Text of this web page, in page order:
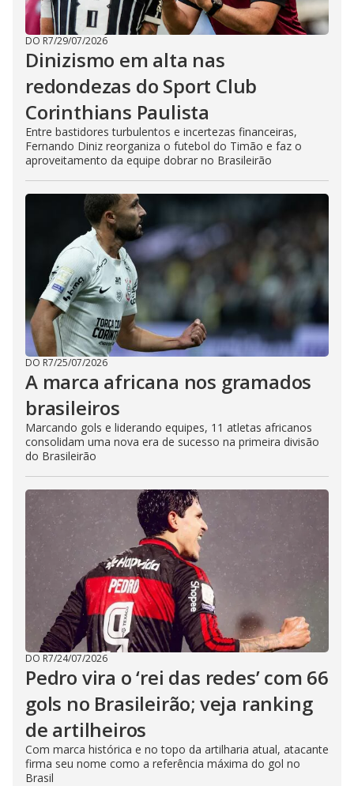
DO R7/29/07/2026
Dinizismo em alta nas
redondezas do Sport Club
Corinthians Paulista
Entre bastidores turbulentos e incertezas financeiras,
Fernando Diniz reorganiza o futebol do Timão e faz o
aproveitamento da equipe dobrar no Brasileirão
DO R7/25/07/2026
A marca africana nos gramados
brasileiros
Marcando gols e liderando equipes, 11 atletas africanos
consolidam uma nova era de sucesso na primeira divisão
do Brasileirão
DO R7/24/07/2026
Pedro vira o ‘rei das redes’ com 66
gols no Brasileirão; veja ranking
de artilheiros
Com marca histórica e no topo da artilharia atual, atacante
firma seu nome como a referência máxima do gol no
Brasil